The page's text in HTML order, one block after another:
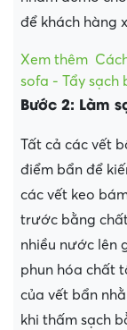
để khách hàng
Xem thêm
sofa - Tẩy sạch
Bước 2: Làm
Tất cả các vết
điểm bẩn để
các vết keo
trước bằng
nhiều nước lên
phun hóa chất
của vết bẩn
khi thấm sạch